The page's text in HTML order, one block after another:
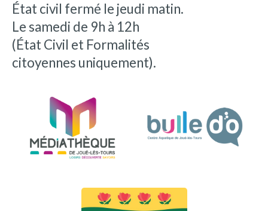
État civil fermé le jeudi matin.
Le samedi de 9h à 12h
(État Civil et Formalités
citoyennes uniquement).